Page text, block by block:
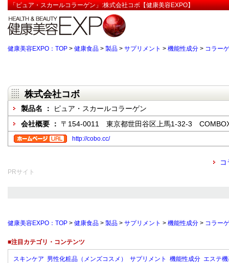
「ピュア・スカールコラーゲン」:株式会社コボ【健康美容EXPO】
健康美容EXPO：TOP > 健康食品 > 製品 > サプリメント > 機能性成分 > コラー
株式会社コボ
製品名 ：
ピュア・スカールコラーゲン
会社概要 ： 〒154-0011 東京都世田谷区上馬1-32-3
http://cobo.cc/
PRサイト
健康美容EXPO：TOP > 健康食品 > 製品 > サプリメント > 機能性成分 > コラー
■注目カテゴリ・コンテンツ
スキンケア 男性化粧品（メンズコスメ） サプリメント 機能性成分 エステ